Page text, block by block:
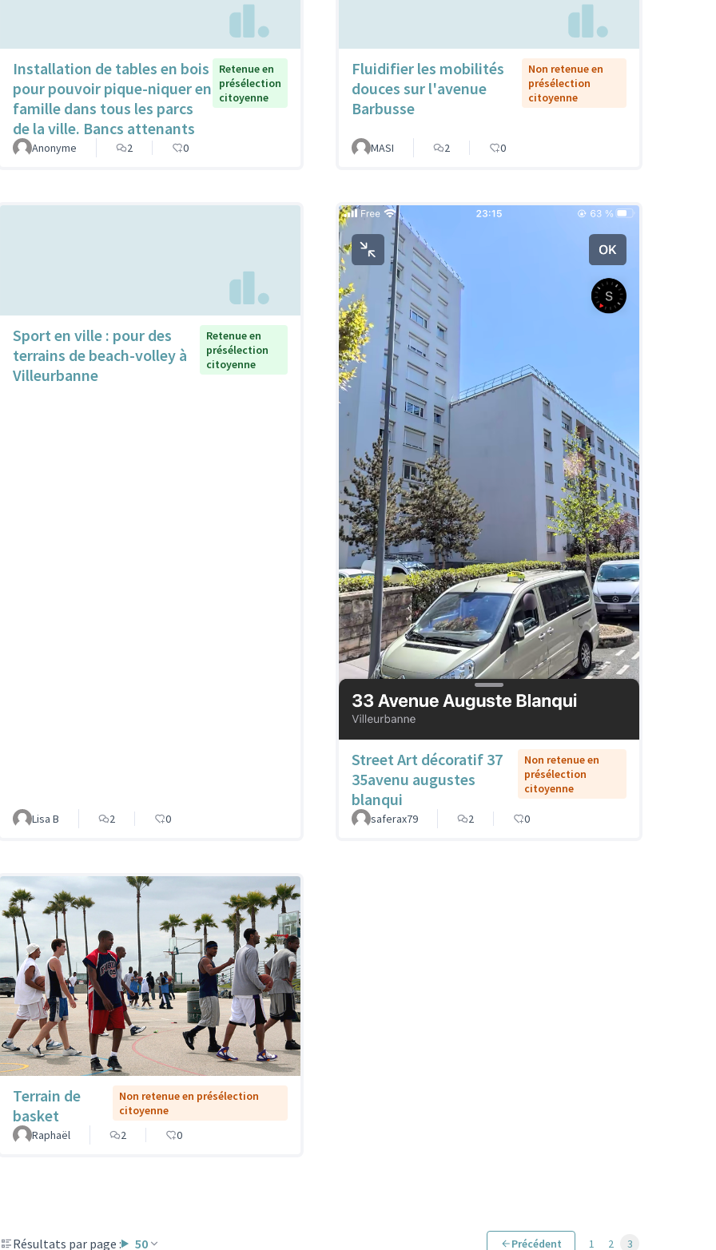
Installation de tables en bois
pour pouvoir pique-niquer en
famille dans tous les parcs
de la ville. Bancs attenants
Retenue en
présélection
citoyenne
Anonyme 2 0
Fluidifier les mobilités
douces sur l'avenue
Barbusse
Non retenue en
présélection
citoyenne
MASI 2 0
Sport en ville : pour des
terrains de beach-volley à
Villeurbanne
Retenue en
présélection
citoyenne
Lisa B 2 0
Street Art décoratif 37
35avenu augustes
blanqui
Non retenue en
présélection
citoyenne
saferax79 2 0
Terrain de
basket
Non retenue en présélection
citoyenne
Raphaël
2 0
Résultats par page : 50 Précédent 1 2 3